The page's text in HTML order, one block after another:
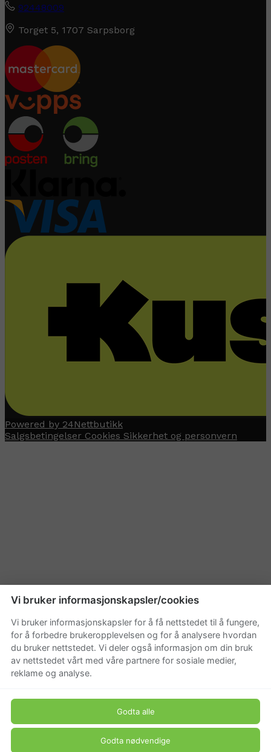
92448009
Torget 5, 1707 Sarpsborg
Powered by 24Nettbutikk
Salgsbetingelser Cookies Sikkerhet og personvern
Vi bruker informasjonskapsler/cookies
Vi bruker informasjonskapsler for å få nettstedet til å fungere,
for å forbedre brukeropplevelsen og for å analysere hvordan
du bruker nettstedet. Vi deler også informasjon om din bruk
av nettstedet vårt med våre partnere for sosiale medier,
reklame og analyse.
Godta alle
Godta nødvendige